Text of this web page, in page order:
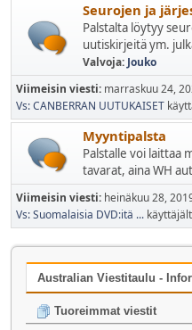
Seurojen ja
Palstalta löytyy
uutiskirjeitä ym.
Valvoja: Jouko
Viimeisin viesti: marraskuu 24,
Vs: CANBERRAN UUTUKAISET
Myyntipalsta
Palstalle voi laittaa
tavarat, aina WH
Viimeisin viesti: heinäkuu 28,
Vs: Suomalaisia DVD:itä ...
Australian Viestitaulu -
Tuoreimmat viestit